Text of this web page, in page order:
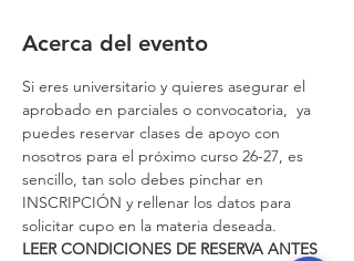
Acerca del evento
Si eres universitario y quieres asegurar el
aprobado en parciales o convocatoria,  ya
puedes reservar clases de apoyo con
nosotros para el próximo curso 26-27, es
sencillo, tan solo debes pinchar en
INSCRIPCIÓN y rellenar los datos para
solicitar cupo en la materia deseada.
LEER CONDICIONES DE RESERVA ANTES